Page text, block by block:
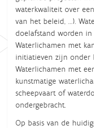
waterkwaliteit over
van het beleid, …).
doelafstand worden in
Waterlichamen met
initiatieven zijn onder
Waterlichamen met
kunstmatige
scheepvaart of
ondergebracht.
Op basis van de